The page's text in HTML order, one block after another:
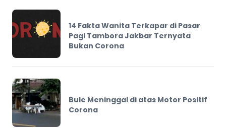
14 Fakta Wanita Terkapar di Pasar
Pagi Tambora Jakbar Ternyata
Bukan Corona
Bule Meninggal di atas Motor Positif
Corona